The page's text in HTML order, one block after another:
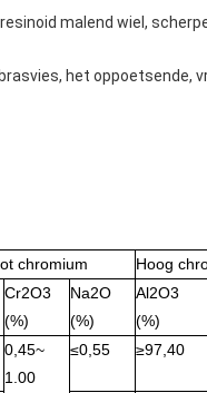
malend wiel,
het oppoetsende,
chromium
Hoog
Cr2O3
(%)
Na2O
(%)
Al2O3
(%)
0,45~
1.00
≤0,55 ≥97,40